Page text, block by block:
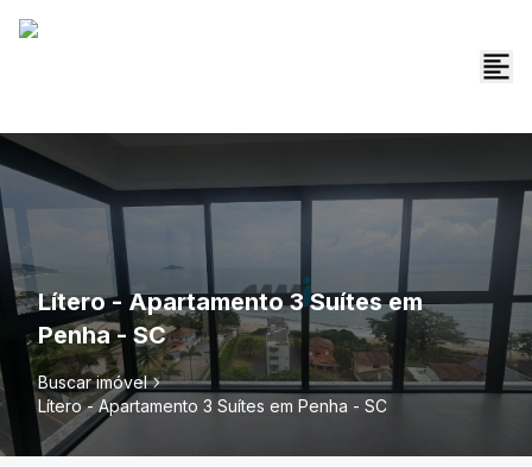
Lítero - Apartamento 3 Suítes em
Penha - SC
Buscar imóvel
Lítero - Apartamento 3 Suítes em Penha - SC